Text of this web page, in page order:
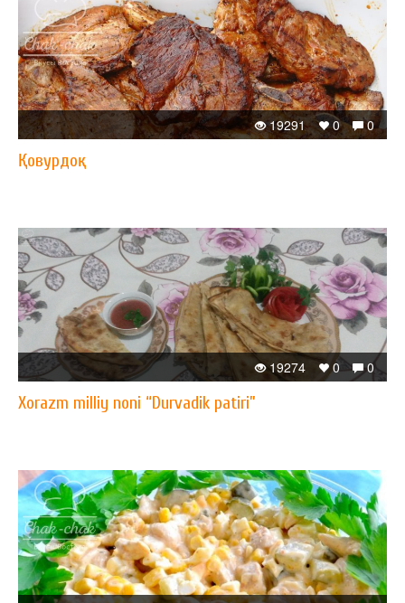
0
0
19291
Қовурдоқ
0
0
19274
Xorazm milliy noni “Durvadik patiri”